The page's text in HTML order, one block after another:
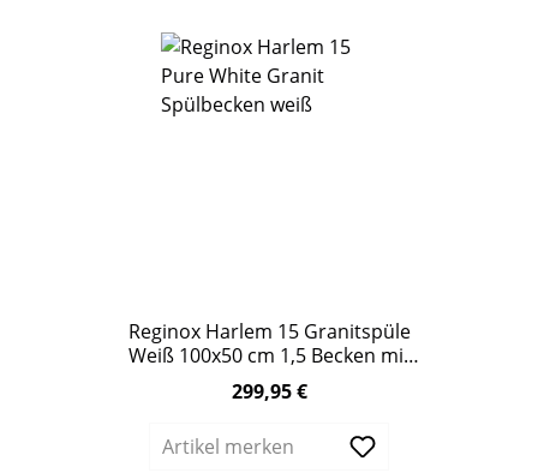
Reginox Harlem 15 Granitspüle
Weiß 100x50 cm 1,5 Becken mit
Abtropffläche
Regulärer Preis:
299,95 €
Artikel merken